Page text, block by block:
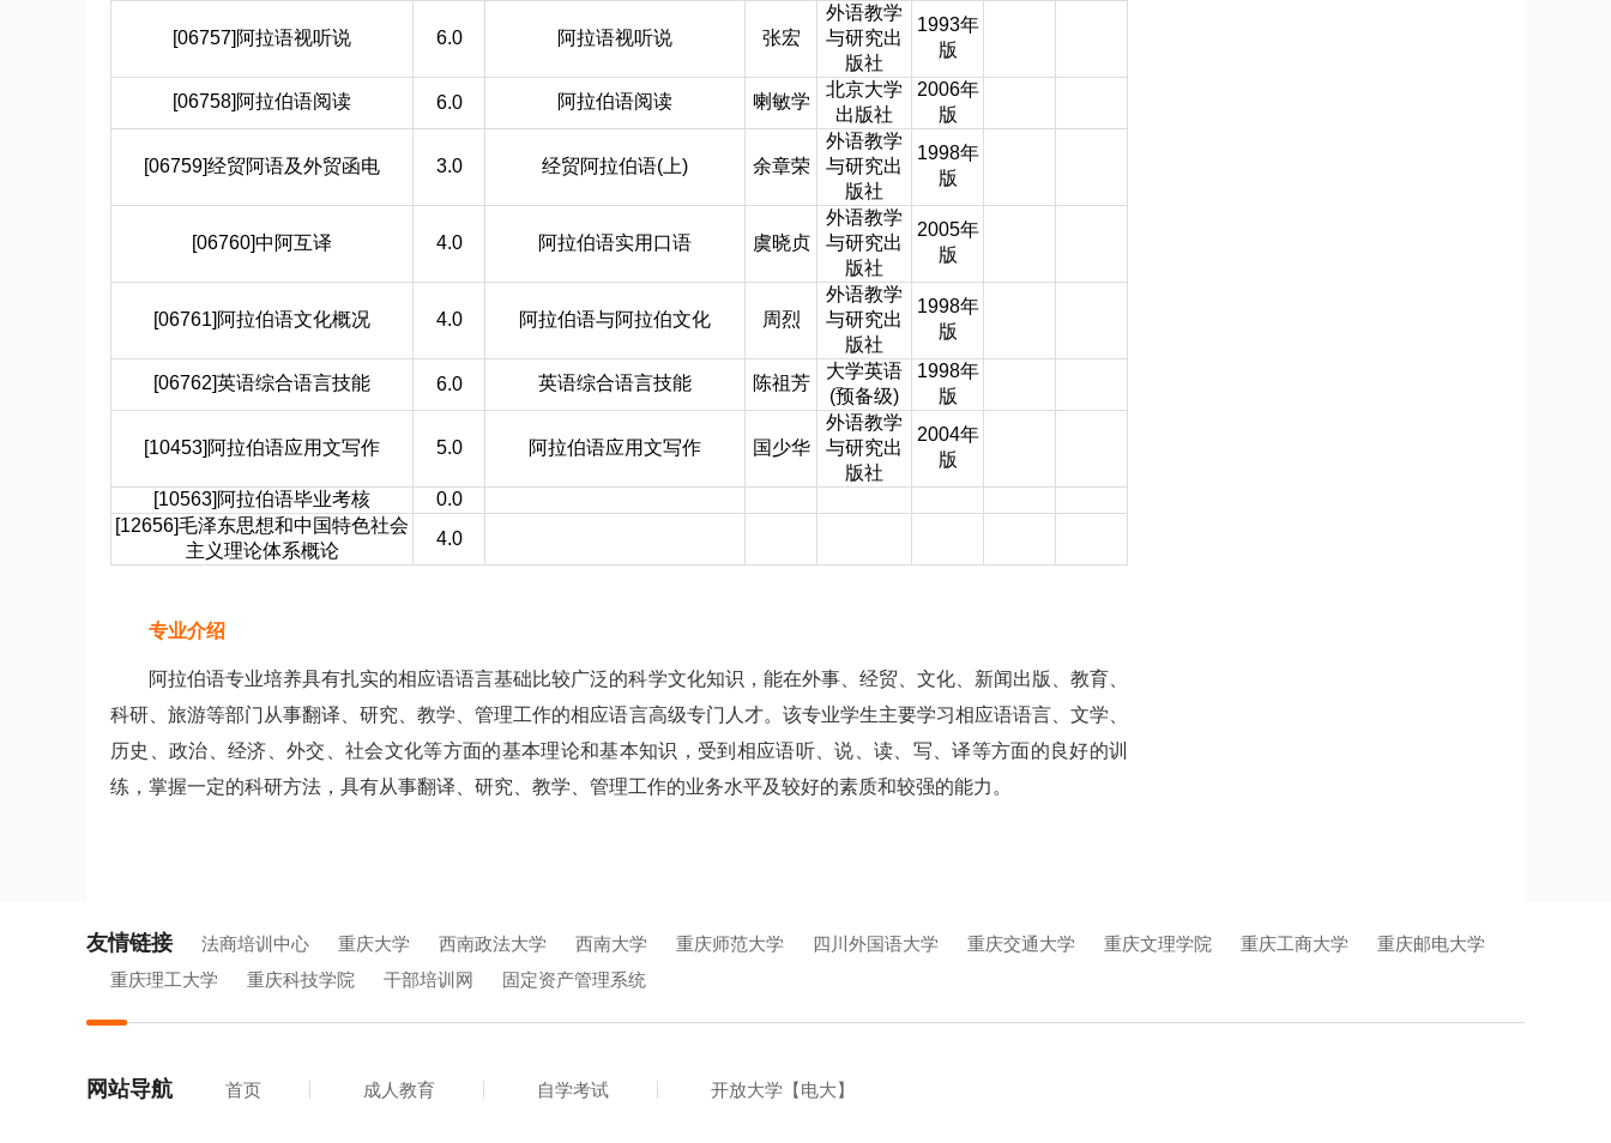
[06757]阿拉语视听说 6.0 阿拉语视听说 张宏
外语教学
与研究出
版社
1993年
版
[06758]阿拉伯语阅读 6.0 阿拉伯语阅读 喇敏学
北京大学
出版社
2006年
版
[06759]经贸阿语及外贸函电 3.0 经贸阿拉伯语(上) 余章荣
外语教学
与研究出
版社
1998年
版
[06760]中阿互译 4.0 阿拉伯语实用口语 虞晓贞
外语教学
与研究出
版社
2005年
版
[06761]阿拉伯语文化概况 4.0 阿拉伯语与阿拉伯文化 周烈
外语教学
与研究出
版社
1998年
版
[06762]英语综合语言技能 6.0 英语综合语言技能 陈祖芳
大学英语
(预备级)
1998年
版
[10453]阿拉伯语应用文写作 5.0 阿拉伯语应用文写作 国少华
外语教学
与研究出
版社
2004年
版
[10563]阿拉伯语毕业考核
0.0
[12656]毛泽东思想和中国特色社会
主义理论体系概论
4.0
专业介绍
阿拉伯语专业培养具有扎实的相应语语言基础比较广泛的科学文化知识，能在外事、经贸、文化、新闻出版、教育、
科研、旅游等部门从事翻译、研究、教学、管理工作的相应语言高级专门人才。该专业学生主要学习相应语语言、文学、
历史、政治、经济、外交、社会文化等方面的基本理论和基本知识，受到相应语听、说、读、写、译等方面的良好的训
练，掌握一定的科研方法，具有从事翻译、研究、教学、管理工作的业务水平及较好的素质和较强的能力。
友情链接 法商培训中心 重庆大学 西南政法大学 西南大学 重庆师范大学 四川外国语大学 重庆交通大学 重庆文理学院 重庆工商大学
重庆邮电大学
重庆理工大学
重庆科技学院 干部培训网 固定资产管理系统
网站导航 首页 成人教育 自学考试 开放大学【电大】